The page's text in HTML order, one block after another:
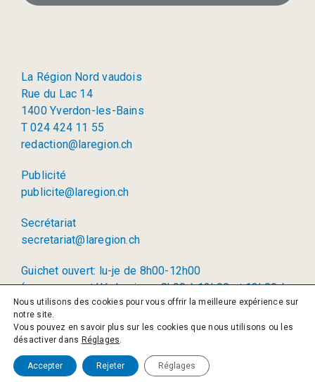
La Région Nord vaudois
Rue du Lac 14
1400 Yverdon-les-Bains
T 024 424 11 55
redaction@laregion.ch
Publicité
publicite@laregion.ch
Secrétariat
secretariat@laregion.ch
Guichet ouvert: lu-je de 8h00-12h00
(permanence téléphonique: 8h00 à 12h00 et 13h00 à
17h00)
© 2026 La Région SA
Politique de confidentialité
Nous utilisons des cookies pour vous offrir la meilleure expérience sur
notre site.
Vous pouvez en savoir plus sur les cookies que nous utilisons ou les
désactiver dans Réglages.
Accepter Rejeter Réglages